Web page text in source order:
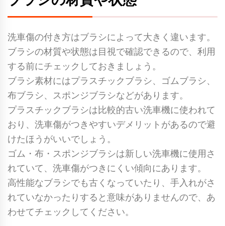
洗車傷の付き方はブラシによって大きく違います。
ブラシの材質や状態は目視で確認できるので、利用
する前にチェックしておきましょう。
ブラシ素材にはプラスチックブラシ、ゴムブラシ、
布ブラシ、スポンジブラシなどがあります。
プラスチックブラシは比較的古い洗車機に使われて
おり、洗車傷がつきやすいデメリットがあるので避
けたほうがいいでしょう。
ゴム・布・スポンジブラシは新しい洗車機に使用さ
れていて、洗車傷がつきにくい傾向にあります。
高性能なブラシでも古くなっていたり、手入れがさ
れていなかったりすると意味がありませんので、あ
わせてチェックしてください。